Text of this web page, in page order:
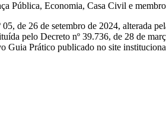
Pública, Economia, Casa Civil e
26 de setembro de 2024, alterada
pelo Decreto nº 39.736, de 28 de
Guia Prático publicado no site